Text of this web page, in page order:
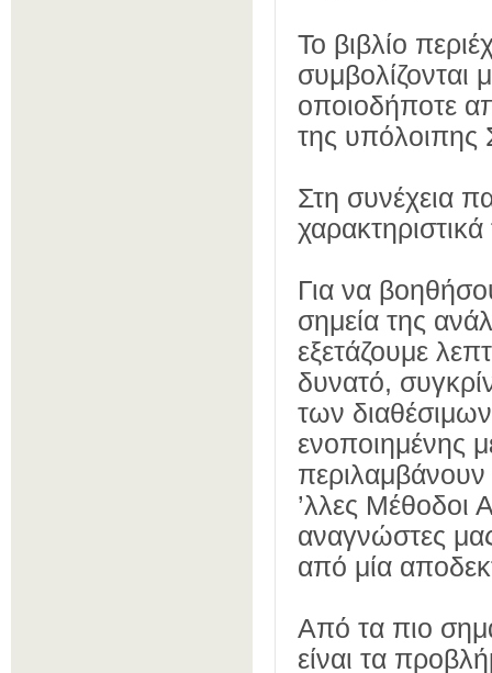
Το βιβλίο
συμβολίζονται
οποιοδήποτε
της υπόλοιπης
Στη συνέχεια
χαρακτηριστικά
Για να
σημεία της
εξετάζουμε
δυνατό,
των
ενοποιημένης
’λλες Μέθοδοι
αναγνώστες
από μία
Από τα πιο
είναι τα